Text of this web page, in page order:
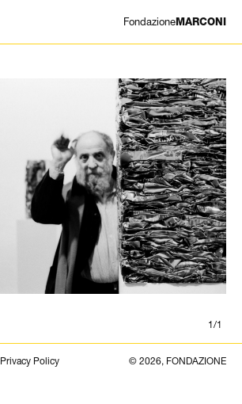
1/1
Privacy Policy © 2026, FONDAZIONE
FondazioneMARCONI